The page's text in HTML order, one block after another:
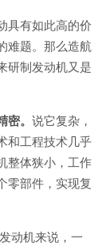
具有如此高的价
难题。那么造航
研制发动机又是
。 说它复杂，
和工程技术几乎
整体狭小，工作
零部件，实现复
动机来说，一